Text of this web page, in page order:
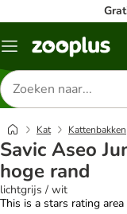
Menu
Zoeken
naar
producten
Kat Kattenbakken
Savic Aseo
hoge rand
lichtgrijs / wit
This is a stars rating